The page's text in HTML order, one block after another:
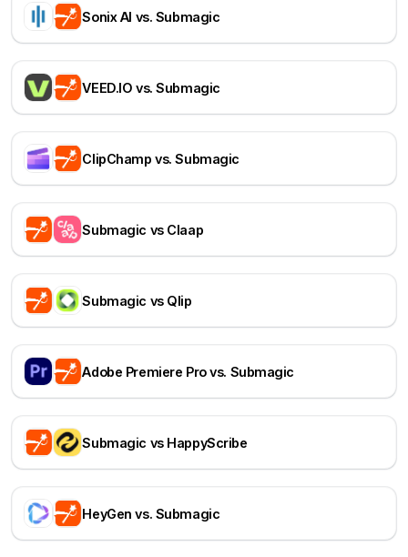
Sonix AI vs. Submagic
VEED.IO vs. Submagic
ClipChamp vs. Submagic
Submagic vs Claap
Submagic vs Qlip
Adobe Premiere Pro vs. Submagic
Submagic vs HappyScribe
HeyGen vs. Submagic